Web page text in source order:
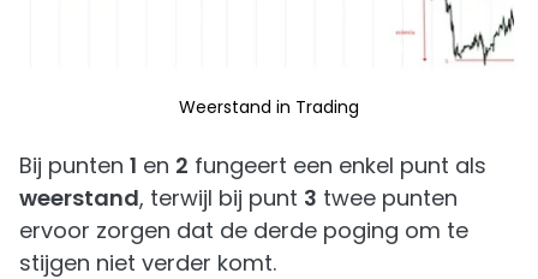
Weerstand in Trading
Bij punten 1 en 2 fungeert een enkel punt als
weerstand, terwijl bij punt 3 twee punten
ervoor zorgen dat de derde poging om te
stijgen niet verder komt.